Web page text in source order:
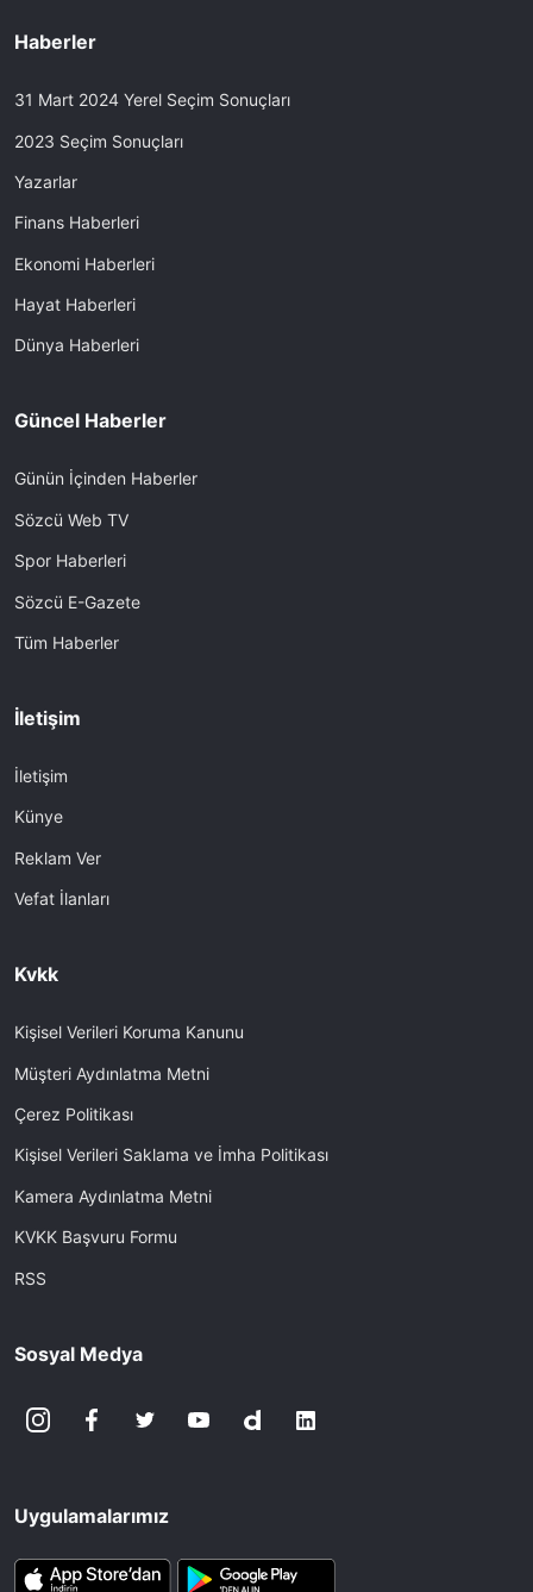
Haberler
31 Mart 2024 Yerel Seçim Sonuçları
2023 Seçim Sonuçları
Yazarlar
Finans Haberleri
Ekonomi Haberleri
Hayat Haberleri
Dünya Haberleri
Güncel Haberler
Günün İçinden Haberler
Sözcü Web TV
Spor Haberleri
Sözcü E-Gazete
Tüm Haberler
İletişim
İletişim
Künye
Reklam Ver
Vefat İlanları
Kvkk
Kişisel Verileri Koruma Kanunu
Müşteri Aydınlatma Metni
Çerez Politikası
Kişisel Verileri Saklama ve İmha Politikası
Kamera Aydınlatma Metni
KVKK Başvuru Formu
RSS
Sosyal Medya
Uygulamalarımız